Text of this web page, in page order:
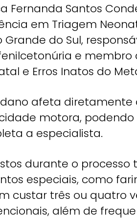
Fernanda Santos
em Triagem
Grande do Sul,
e membro
e Erros Inatos do
dano afeta
motora,
a especialista.
durante o
especiais, como
custar três ou quatro
além de